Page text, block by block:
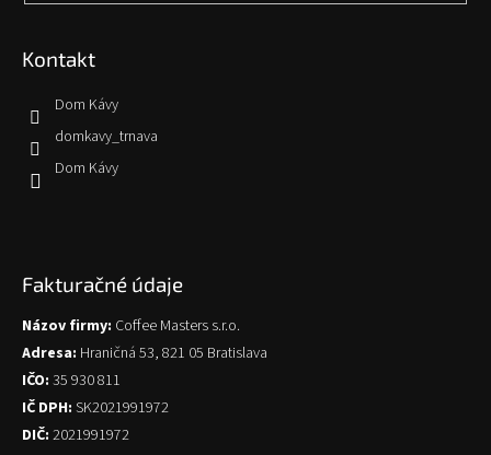
Kontakt
Dom Kávy
domkavy_trnava
Dom Kávy
Fakturačné údaje
Názov firmy: Coffee Masters s.r.o.
Adresa: Hraničná 53, 821 05 Bratislava
IČO: 35 930 811
IČ DPH: SK2021991972
DIČ: 2021991972